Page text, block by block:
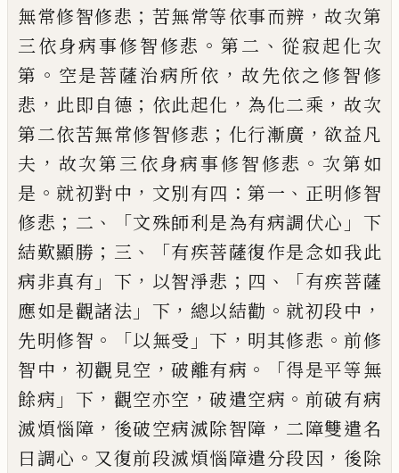
無常修智修悲 ； 苦無常等依事而辨 ，故次第
三依身病事修智修悲 。 第二 、 從寂起化次
第 。 空是菩薩治病所依 ， 故先依之修智修
悲 ， 此即自德 ； 依此起化 ， 為化二乘 ，故次
第二依苦無常修智修悲 ； 化行漸廣 ，欲益凡
夫 ， 故次第三依身病事修智修悲 。 次第如
是 。 就初對中 ， 文別有四 ：第一 、 正明修智
修悲 ； 二 、「文殊師利是為有病調伏心 」 下
結歎顯勝 ； 三 、「有疾菩薩復作是念如我此
病非真有 」 下 ， 以智淨悲 ； 四 、「有疾菩薩
應如是觀諸法 」 下 ， 總以結勸 。 就初段中 ，
先明修智 。「以無受 」 下 ， 明其修悲 。前修
智中 ， 初觀見空 ，破離有病 。「得是平等無
餘病 」 下 ， 觀空亦空 ，破遣空病 。 前破有病
滅煩惱障 ， 後破空病滅除智障 ， 二障雙遣名
曰調心 。 又復前段滅煩惱障遣分段因 ， 後除